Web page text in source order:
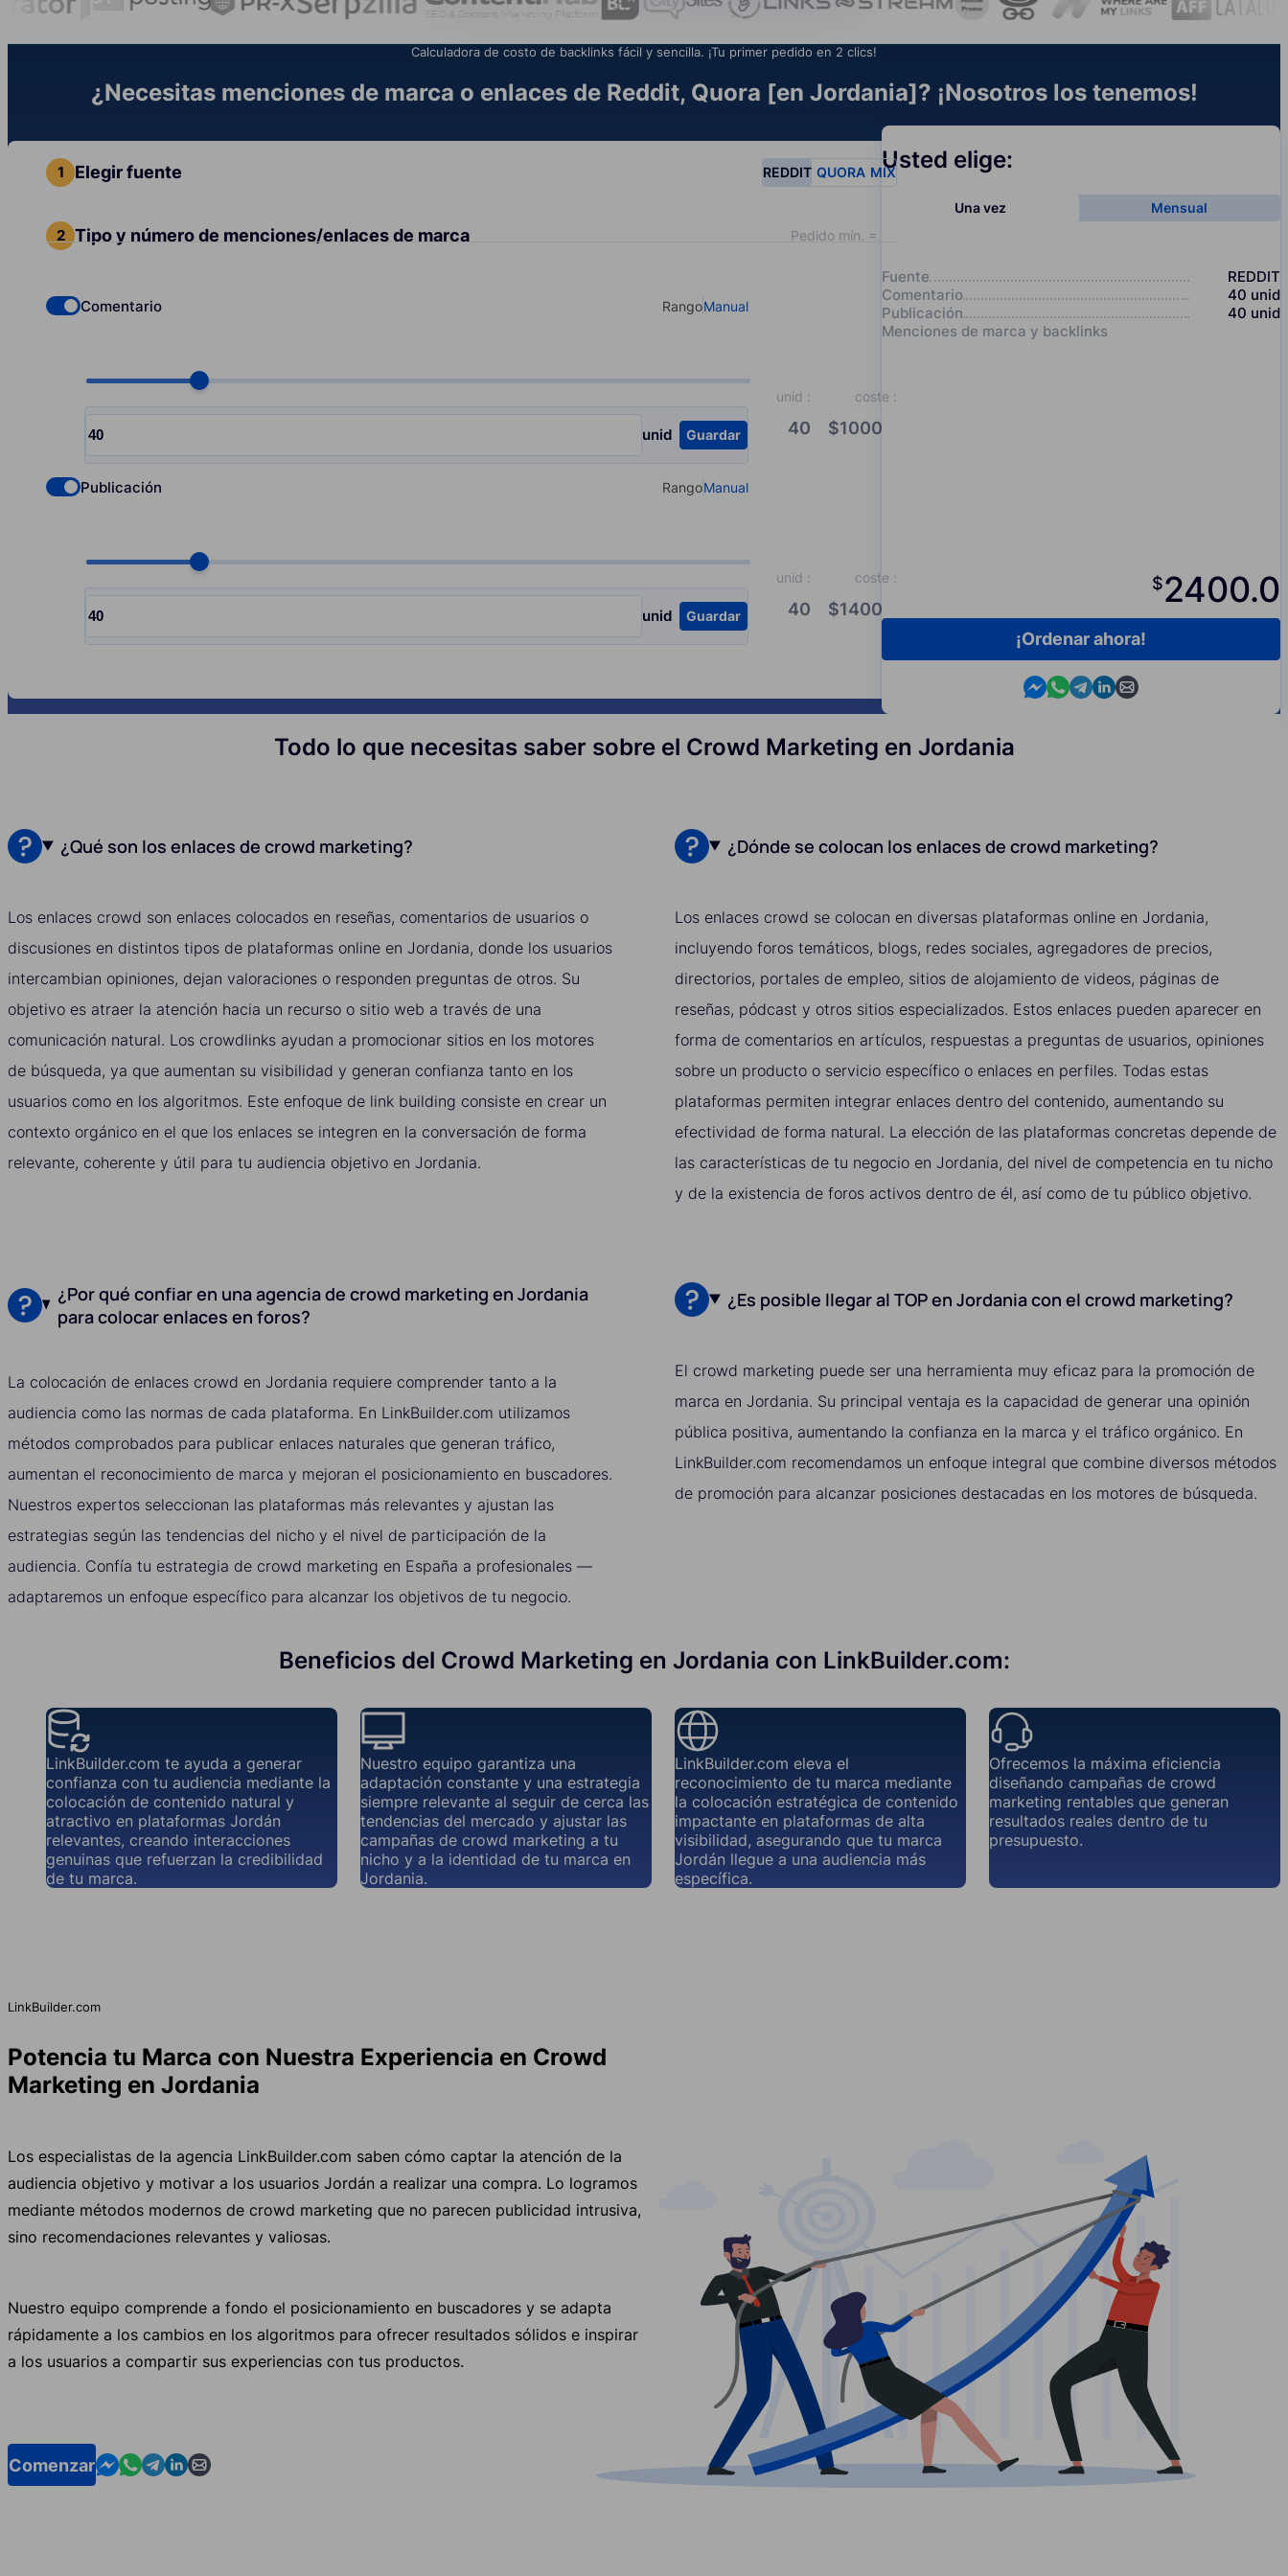
Calculadora de costo de backlinks fácil y sencilla. ¡Tu primer pedido en 2 clics!
¿Necesitas menciones de marca o enlaces de Reddit, Quora [en Jordania]? ¡Nosotros los tenemos!
Elegir fuente REDDIT QUORA MIX
Tipo y número de menciones/enlaces de marca Pedido mín. = 20
Check if you want to select Dofollow backlinks
Comentario Select your type of input
RangoManual
Choose quantity, pcs
unid
Input quantity, pcs Guardar
unid :
40
coste :
$1000.0
Check if you want to select Nofollow backlinks
Publicación Select your type of input
RangoManual
Choose quantity, pcs
unid
Input quantity, pcs Guardar
unid :
40
coste :
$1400.0
Usted elige:
Una vez Mensual
Fuente
REDDIT
Comentario
40 unid
Publicación
40 unid
Menciones de marca y backlinks
$2400.0
Contact us in Messenger
Contact us in WhatsApp
Contact us in Telegram
Contact us in Viber
Contact us by email
¡Ordenar ahora!
Todo lo que necesitas saber sobre el Crowd Marketing en Jordania
¿Qué son los enlaces de crowd marketing?
Los enlaces crowd son enlaces colocados en reseñas, comentarios de usuarios o
discusiones en distintos tipos de plataformas online en Jordania, donde los usuarios
intercambian opiniones, dejan valoraciones o responden preguntas de otros. Su
objetivo es atraer la atención hacia un recurso o sitio web a través de una
comunicación natural. Los crowdlinks ayudan a promocionar sitios en los motores
de búsqueda, ya que aumentan su visibilidad y generan confianza tanto en los
usuarios como en los algoritmos. Este enfoque de link building consiste en crear un
contexto orgánico en el que los enlaces se integren en la conversación de forma
relevante, coherente y útil para tu audiencia objetivo en Jordania.
¿Dónde se colocan los enlaces de crowd marketing?
Los enlaces crowd se colocan en diversas plataformas online en Jordania,
incluyendo foros temáticos, blogs, redes sociales, agregadores de precios,
directorios, portales de empleo, sitios de alojamiento de videos, páginas de
reseñas, pódcast y otros sitios especializados. Estos enlaces pueden aparecer en
forma de comentarios en artículos, respuestas a preguntas de usuarios, opiniones
sobre un producto o servicio específico o enlaces en perfiles. Todas estas
plataformas permiten integrar enlaces dentro del contenido, aumentando su
efectividad de forma natural. La elección de las plataformas concretas depende de
las características de tu negocio en Jordania, del nivel de competencia en tu nicho
y de la existencia de foros activos dentro de él, así como de tu público objetivo.
¿Por qué confiar en una agencia de crowd marketing en Jordania
para colocar enlaces en foros?
La colocación de enlaces crowd en Jordania requiere comprender tanto a la
audiencia como las normas de cada plataforma. En LinkBuilder.com utilizamos
métodos comprobados para publicar enlaces naturales que generan tráfico,
aumentan el reconocimiento de marca y mejoran el posicionamiento en buscadores.
Nuestros expertos seleccionan las plataformas más relevantes y ajustan las
estrategias según las tendencias del nicho y el nivel de participación de la
audiencia. Confía tu estrategia de crowd marketing en España a profesionales —
adaptaremos un enfoque específico para alcanzar los objetivos de tu negocio.
¿Es posible llegar al TOP en Jordania con el crowd marketing?
El crowd marketing puede ser una herramienta muy eficaz para la promoción de
marca en Jordania. Su principal ventaja es la capacidad de generar una opinión
pública positiva, aumentando la confianza en la marca y el tráfico orgánico. En
LinkBuilder.com recomendamos un enfoque integral que combine diversos métodos
de promoción para alcanzar posiciones destacadas en los motores de búsqueda.
Beneficios del Crowd Marketing en Jordania con LinkBuilder.com:
LinkBuilder.com te ayuda a generar
confianza con tu audiencia mediante la
colocación de contenido natural y
atractivo en plataformas Jordán
relevantes, creando interacciones
genuinas que refuerzan la credibilidad
de tu marca.
Nuestro equipo garantiza una
adaptación constante y una estrategia
siempre relevante al seguir de cerca las
tendencias del mercado y ajustar las
campañas de crowd marketing a tu
nicho y a la identidad de tu marca en
Jordania.
LinkBuilder.com eleva el
reconocimiento de tu marca mediante
la colocación estratégica de contenido
impactante en plataformas de alta
visibilidad, asegurando que tu marca
Jordán llegue a una audiencia más
específica.
Ofrecemos la máxima eficiencia
diseñando campañas de crowd
marketing rentables que generan
resultados reales dentro de tu
presupuesto.
LinkBuilder.com
Potencia tu Marca con Nuestra Experiencia en Crowd
Marketing en Jordania
Los especialistas de la agencia LinkBuilder.com saben cómo captar la atención de la
audiencia objetivo y motivar a los usuarios Jordán a realizar una compra. Lo logramos
mediante métodos modernos de crowd marketing que no parecen publicidad intrusiva,
sino recomendaciones relevantes y valiosas.
Nuestro equipo comprende a fondo el posicionamiento en buscadores y se adapta
rápidamente a los cambios en los algoritmos para ofrecer resultados sólidos e inspirar
a los usuarios a compartir sus experiencias con tus productos.
ComenzarContact us in Messenger
Contact us in WhatsApp
Contact us in Telegram
Contact us in Linkedin
Contact us by email